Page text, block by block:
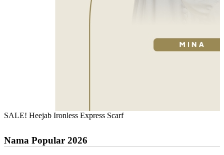
SALE! Heejab Ironless Express Scarf
Nama Popular 2026